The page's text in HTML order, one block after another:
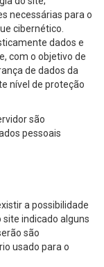
necessárias para o
cibernético.
dados e
com o objetivo de
de dados da
nível de proteção
são
pessoais
a possibilidade
indicado alguns
são
usado para o